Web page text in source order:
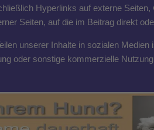
Hyperlinks auf externe Seiten,
Seiten, auf die im Beitrag direkt
unserer Inhalte in sozialen
oder sonstige kommerzielle